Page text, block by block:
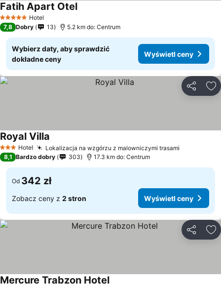
5 KategoriaHotel
Fatih Apart Otel
7,8 Dobry 13 5.2 km do: Centrum
Wybierz daty, aby sprawdzić
dokładne ceny
Wyświetl ceny
3 Kategoria
Hotel Lokalizacja na wzgórzu z malowniczymi trasami
Royal Villa
8,1 Bardzo dobry 303 17.3 km do: Centrum
Od 342 zł
Zobacz ceny z 2 stron Wyświetl ceny
Mercure Trabzon Hotel